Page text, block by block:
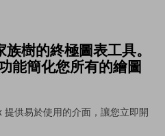
樹的終極圖表工具。
能簡化您所有的繪圖
供易於使用的介面，讓您立即開